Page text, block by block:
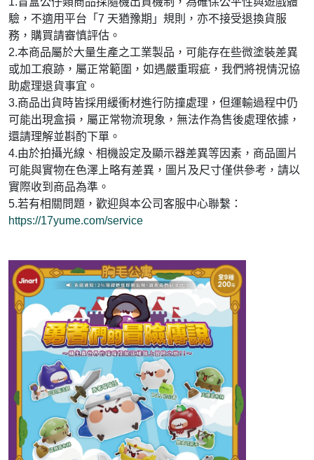
驗，不適用平台「7 天猶豫期」規則，亦不接受退換貨服
務，購買請審慎評估。
2.本商品屬於大量生產之工業製品，可能存在些微塗裝差異
或加工痕跡，屬正常範圍，如遇嚴重瑕疵，我們將視情況協
助處理退貨事宜。
3.商品出貨時皆採用緩衝材進行防撞處理，但運輸過程中仍
可能出現盒損，屬正常物流現象，無法作為售後處理依據，
還請理解並斟酌下單。
4.由於拍攝光線、相機設定及顯示器差異等因素，商品圖片
可能與實物在色澤上略有差異，圖片及尺寸僅供參考，請以
實際收到商品為準。
5.若有相關問題，歡迎與本公司客服中心聯繫：
https://17yume.com/service